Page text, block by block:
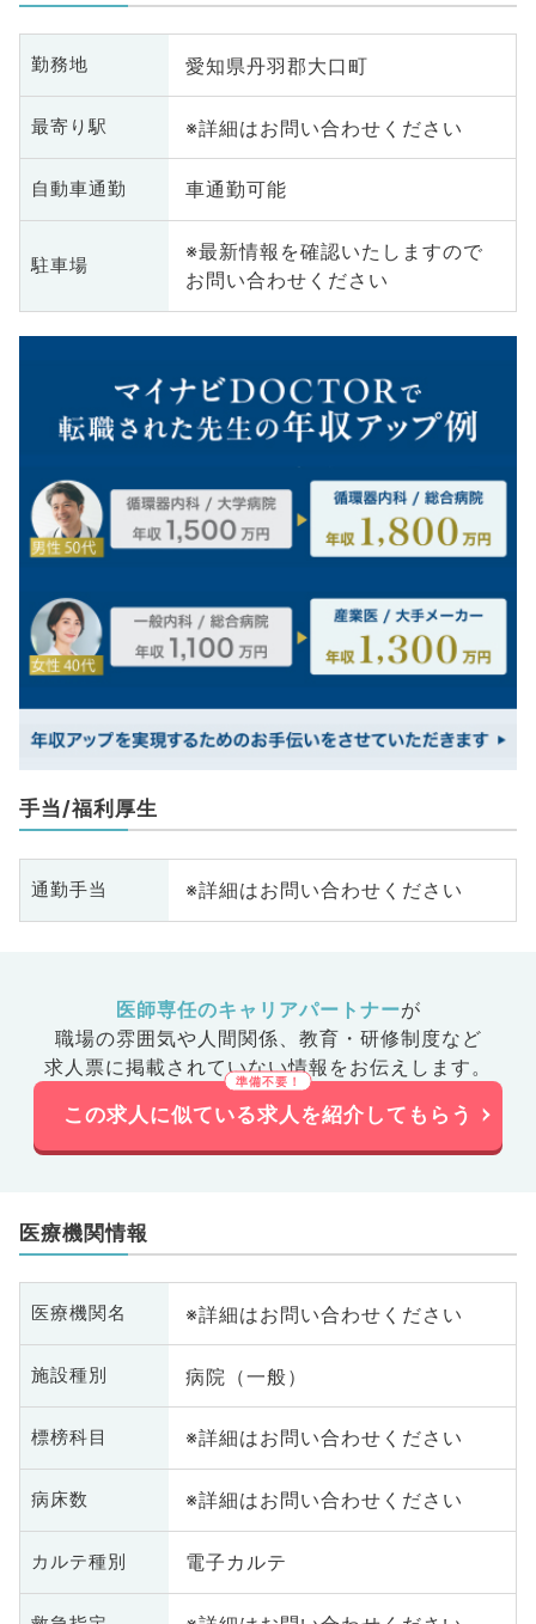
勤務地 愛知県丹羽郡大口町
最寄り駅 ※詳細はお問い合わせください
自動車通勤 車通勤可能
駐車場
※最新情報を確認いたしますので
お問い合わせください
手当/福利厚生
通勤手当 ※詳細はお問い合わせください
医師専任のキャリアパートナーが
職場の雰囲気や人間関係、 教育・研修制度など
求人票に掲載されていない情報をお伝えします。
この求人に似ている求人を紹介してもらう
医療機関情報
医療機関名 ※詳細はお問い合わせください
施設種別 病院（一般）
標榜科目 ※詳細はお問い合わせください
病床数 ※詳細はお問い合わせください
カルテ種別 電子カルテ